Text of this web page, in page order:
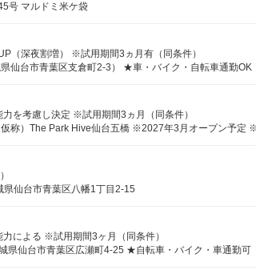
号 マルドミ米ケ袋
（深夜割増） ※試用期間3ヵ月有（同条件）
仙台市青葉区支倉町2-3） ★車・バイク・自転車通勤OK
を考慮し決定 ※試用期間3ヵ月（同条件）
仙台市青葉区八幡1丁目2-15
による ※試用期間3ヶ月（同条件）
仙台市青葉区広瀬町4-25 ★自転車・バイク・車通勤可